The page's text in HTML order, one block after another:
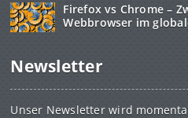
Firefox vs Chrome –
Webbrowser im
Newsletter
Unser Newsletter wird